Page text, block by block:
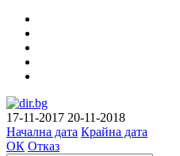
17-11-2017 20-11-2018
Начална дата Крайна дата
ОК Отказ